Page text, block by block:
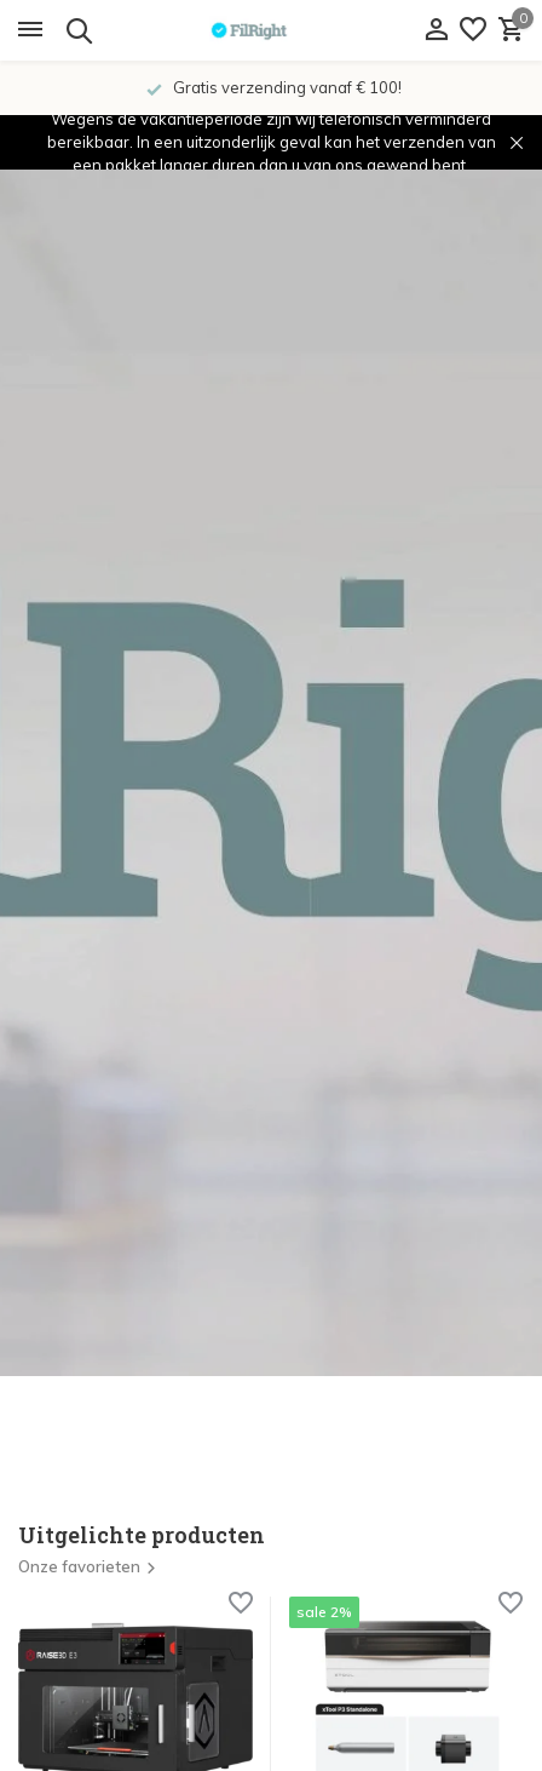
0
Gratis verzending vanaf € 100!
Wegens de vakantieperiode zijn wij telefonisch verminderd
bereikbaar. In een uitzonderlijk geval kan het verzenden van
een pakket langer duren dan u van ons gewend bent.
Uitgelichte producten
Onze favorieten
sale 2%